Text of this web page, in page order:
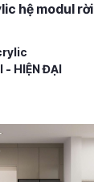
hệ modul rời
- HIỆN ĐẠI